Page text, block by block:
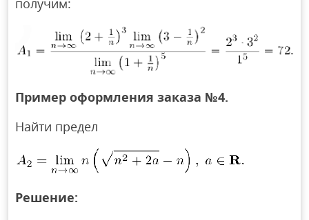
получим:
Пример оформления заказа №4.
Найти предел
Решение: